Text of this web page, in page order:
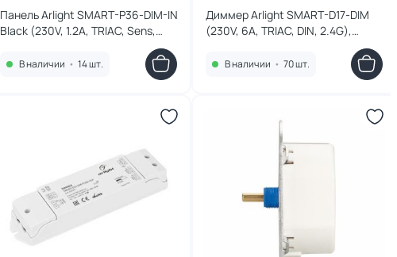
Панель Arlight SMART-P36-DIM-IN
Black (230V, 1.2A, TRIAC, Sens,
В наличии • 14 шт.
Диммер Arlight SMART-D17-DIM
(230V, 6A, TRIAC, DIN, 2.4G),
В наличии • 70 шт.